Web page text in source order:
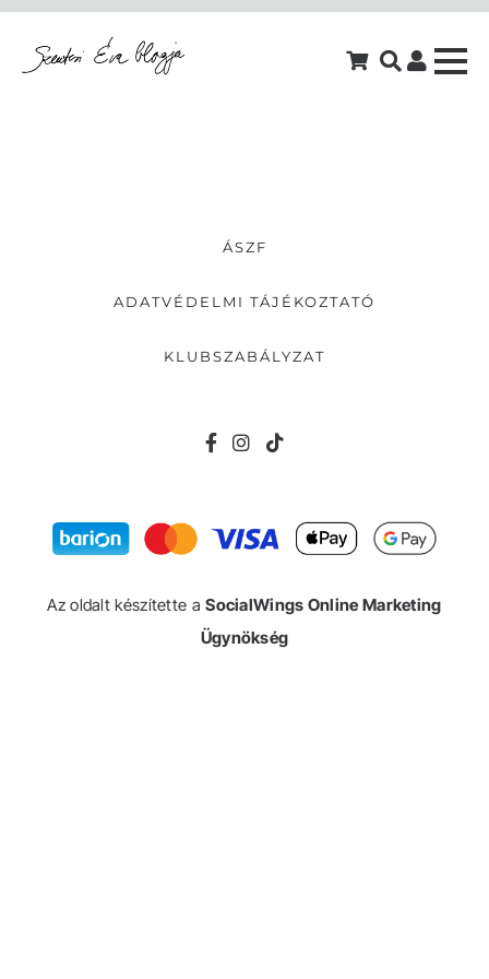
ÁSZF
ADATVÉDELMI TÁJÉKOZTATÓ
KLUBSZABÁLYZAT
Az oldalt készítette aSocialWings Online Marketing
Ügynökség